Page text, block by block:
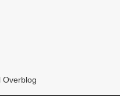
Overblog